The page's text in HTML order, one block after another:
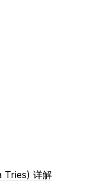
Tries) 详解